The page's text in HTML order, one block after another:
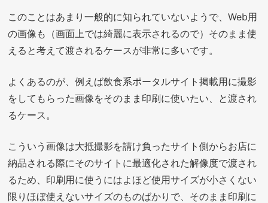
このことはあまり一般的に知られていないようで、Web用
の画像も（画面上では綺麗に表示されるので）そのまま使
えると考えて渡されるケースが非常に多いです。
よくあるのが、例えば飲食系ポータルサイト掲載用に撮影
をしてもらった画像をそのまま印刷に使いたい、と渡され
るケース。
こういう画像は大抵撮影を請け負ったサイト側からお店に
納品される際にそのサイトに最適化された解像度で渡され
るため、印刷用に使うにはよほど使用サイズが小さくない
限りほぼ使えないサイズのものばかりで、そのまま印刷に